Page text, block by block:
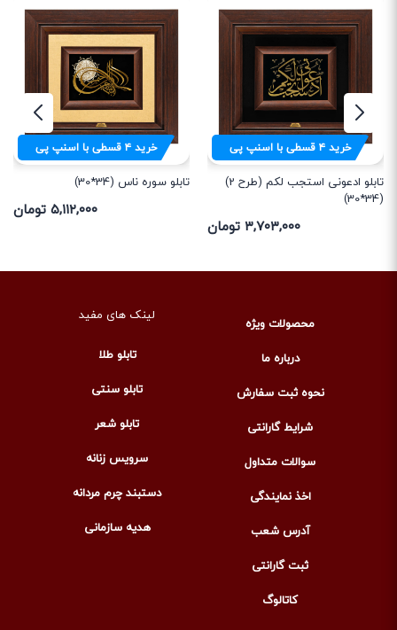
خرید۴قسطی با اسنپ پی
تابلو ادعونی استجب لکم (طرح 2)
(34*30)
۳,۷۰۳,۰۰۰ تومان
خرید۴قسطی با اسنپ پی
تابلو سوره ناس (34*30)
۵,۱۱۲,۰۰۰ تومان
محصولات ویژه
درباره ما
نحوه ثبت سفارش
شرایط گارانتی
سوالات متداول
اخذ نمایندگی
آدرس شعب
ثبت گارانتی
کاتالوگ
لینک های مفید
تابلو طلا
تابلو سنتی
تابلو شعر
سرویس زنانه
دستبند چرم مردانه
هدیه سازمانی